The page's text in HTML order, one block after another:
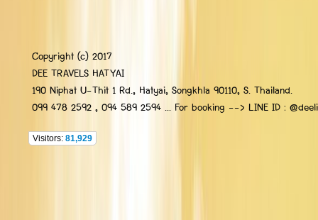
Copyright (c) 2017
DEE TRAVELS HATYAI
190 Niphat U-Thit 1 Rd., Hatyai, Songkhla 90110, S. Thailand.
099 478 2592 , 094 589 2594 ... For booking --> LINE ID :
Visitors: 81,929